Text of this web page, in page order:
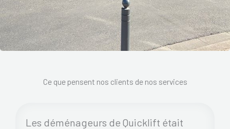
Ce que pensent nos clients de nos services
Les déménageurs de Quicklift était